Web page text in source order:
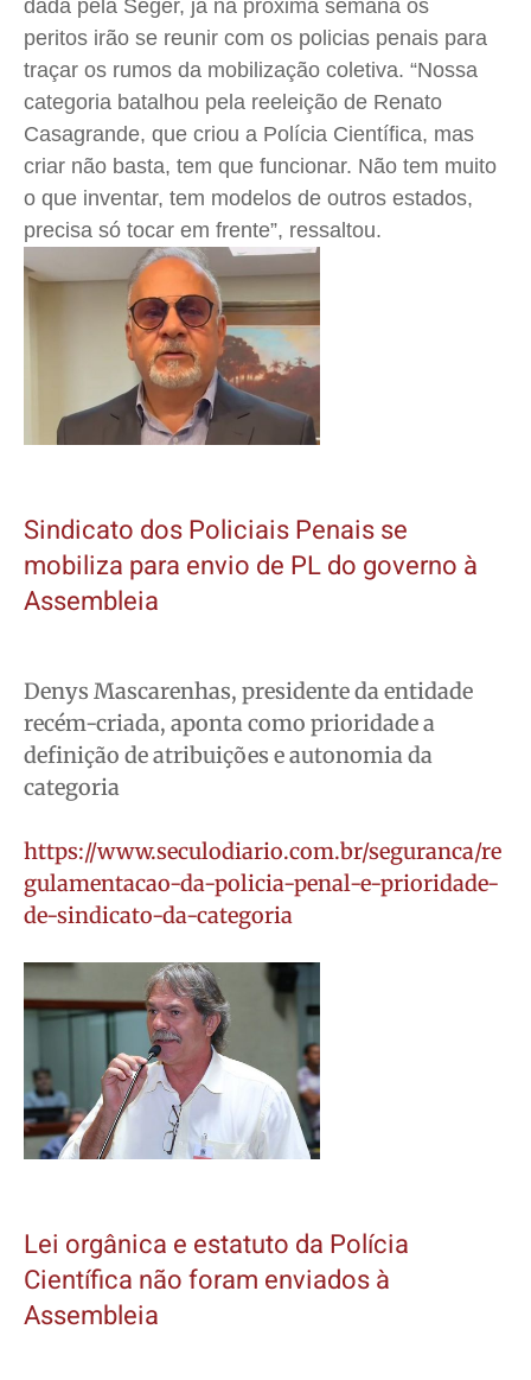
dada pela Seger, já na próxima semana os
peritos irão se reunir com os policias penais para
traçar os rumos da mobilização coletiva. “Nossa
categoria batalhou pela reeleição de Renato
Casagrande, que criou a Polícia Científica, mas
criar não basta, tem que funcionar. Não tem muito
o que inventar, tem modelos de outros estados,
precisa só tocar em frente”, ressaltou.
Sindicato dos Policiais Penais se
mobiliza para envio de PL do governo à
Assembleia
Denys Mascarenhas, presidente da entidade
recém-criada, aponta como prioridade a
definição de atribuições e autonomia da
categoria
https://www.seculodiario.com.br/seguranca/re
gulamentacao-da-policia-penal-e-prioridade-
de-sindicato-da-categoria
Lei orgânica e estatuto da Polícia
Científica não foram enviados à
Assembleia